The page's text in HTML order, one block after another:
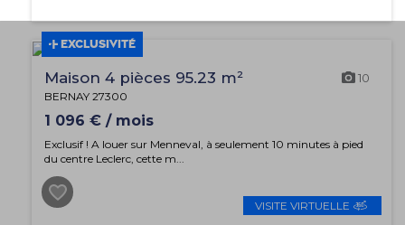
EXCLUSIVITÉ
VISITE VIRTUELLE
Maison 4 pièces 95.23 m² 10
BERNAY 27300
1 096 € / mois
Exclusif ! A louer sur Menneval, à seulement 10 minutes à pied
du centre Leclerc, cette m...